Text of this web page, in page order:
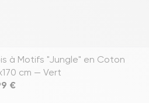
à Motifs "Jungle" en Coton
cm — Vert
€